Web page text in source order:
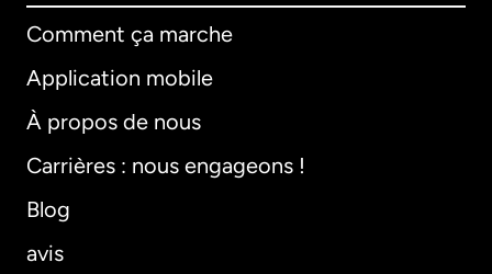
Comment ça marche
Application mobile
À propos de nous
Carrières : nous engageons !
Blog
avis